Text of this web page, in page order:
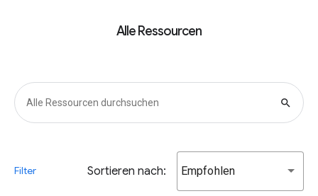
Alle Ressourcen
search
Filter Sortieren nach: Empfohlen